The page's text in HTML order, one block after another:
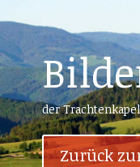
der
Zurück